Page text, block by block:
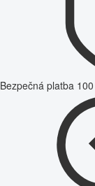
Bezpečná platba